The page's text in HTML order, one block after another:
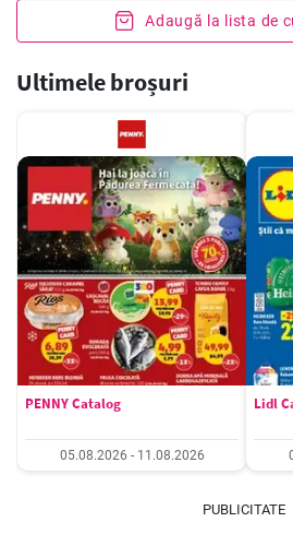
Adaugă la lista de
Ultimele broșuri
PENNY Catalog
05.08.2026 - 11.08.2026
Lidl
PUBLICITATE